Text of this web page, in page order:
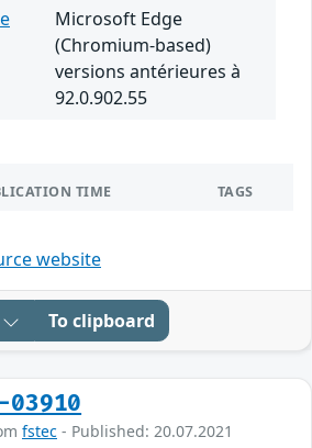
Microsoft Edge
(Chromium-based)
versions antérieures à
92.0.902.55
TIME TAGS
website
To clipboard
03910
fstec - Published: 20.07.2021